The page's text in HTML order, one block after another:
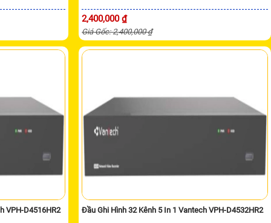
2,400,000 ₫
Giá Gốc: 2,400,000 ₫
VPH-D4516HR2 Đầu Ghi Hình 32 Kênh 5 In 1 Vantech VPH-D4532HR2